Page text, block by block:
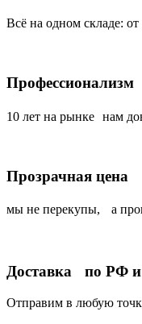
Всё на одном складе:
Профессионализм
10 лет на рынке нам
Прозрачная цена
мы не перекупы, а
Доставка по РФ
Отправим в любую